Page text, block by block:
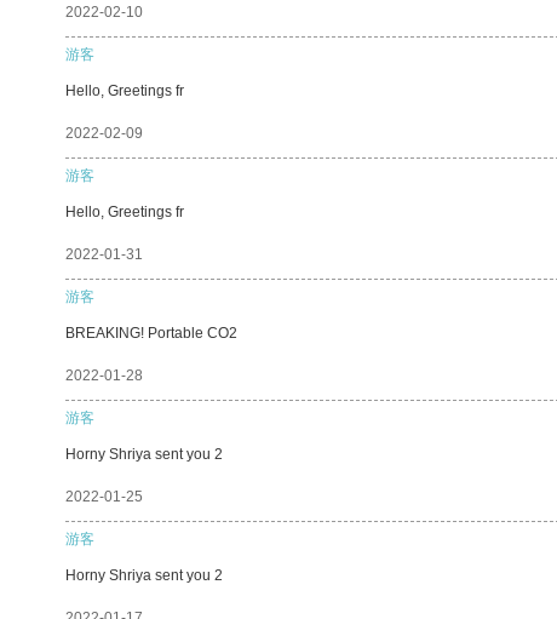
2022-02-10
游客
Hello, Greetings fr
2022-02-09
游客
Hello, Greetings fr
2022-01-31
游客
BREAKING! Portable CO2
2022-01-28
游客
Horny Shriya sent you 2
2022-01-25
游客
Horny Shriya sent you 2